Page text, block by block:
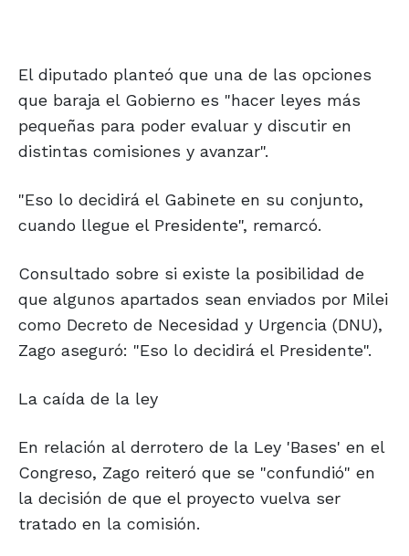
El diputado planteó que una de las opciones
que baraja el Gobierno es "hacer leyes más
pequeñas para poder evaluar y discutir en
distintas comisiones y avanzar".
"Eso lo decidirá el Gabinete en su conjunto,
cuando llegue el Presidente", remarcó.
Consultado sobre si existe la posibilidad de
que algunos apartados sean enviados por Milei
como Decreto de Necesidad y Urgencia (DNU),
Zago aseguró: "Eso lo decidirá el Presidente".
La caída de la ley
En relación al derrotero de la Ley 'Bases' en el
Congreso, Zago reiteró que se "confundió" en
la decisión de que el proyecto vuelva ser
tratado en la comisión.